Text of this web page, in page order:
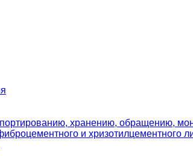
хранению, обращению,
и хризотилцементного